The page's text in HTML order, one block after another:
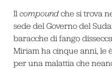
Il compoundche si trova
sede del Governo del
baracche di fango
Miriam ha cinque anni, le
per una malattia che